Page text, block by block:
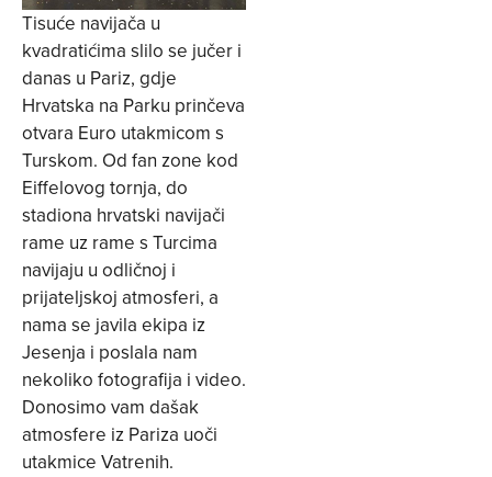
Tisuće navijača u
kvadratićima slilo se jučer i
danas u Pariz, gdje
Hrvatska na Parku prinčeva
otvara Euro utakmicom s
Turskom. Od fan zone kod
Eiffelovog tornja, do
stadiona hrvatski navijači
rame uz rame s Turcima
navijaju u odličnoj i
prijateljskoj atmosferi, a
nama se javila ekipa iz
Jesenja i poslala nam
nekoliko fotografija i video.
Donosimo vam dašak
atmosfere iz Pariza uoči
utakmice Vatrenih.